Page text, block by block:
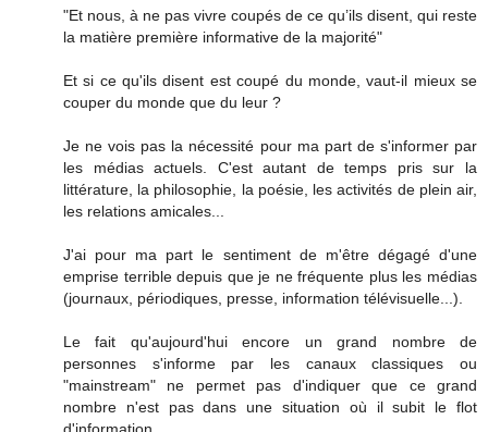
"Et nous, à ne pas vivre coupés de ce qu’ils disent, qui reste
la matière première informative de la majorité"
Et si ce qu'ils disent est coupé du monde, vaut-il mieux se
couper du monde que du leur ?
Je ne vois pas la nécessité pour ma part de s'informer par
les médias actuels. C'est autant de temps pris sur la
littérature, la philosophie, la poésie, les activités de plein air,
les relations amicales...
J'ai pour ma part le sentiment de m'être dégagé d'une
emprise terrible depuis que je ne fréquente plus les médias
(journaux, périodiques, presse, information télévisuelle...).
Le fait qu'aujourd'hui encore un grand nombre de
personnes s'informe par les canaux classiques ou
"mainstream" ne permet pas d'indiquer que ce grand
nombre n'est pas dans une situation où il subit le flot